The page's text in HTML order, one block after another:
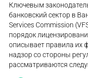
Ключевым
банковский сектор в
Services Commission
порядок
описывает правила их
надзор со стороны
рассматриваются